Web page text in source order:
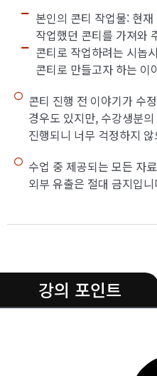
본인의 콘티 작업물: 현
작업했던 콘티를 가져와
콘티로 작업하려는 시놉
콘티로 만들고자 하는 이
콘티 진행 전 이야기가 수
경우도 있지만, 수강생분
진행되니 너무 걱정하지
수업 중 제공되는 모든 자
외부 유출은 절대 금지입
강의 포인트